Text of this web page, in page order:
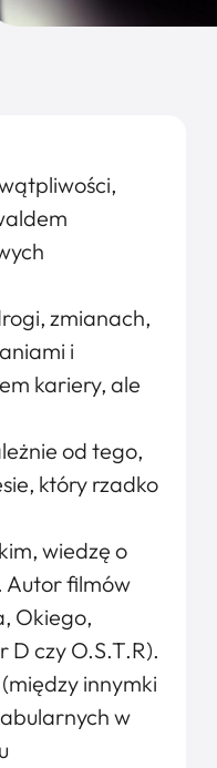
zmianach,
i
kariery, ale
od tego,
który rzadko
wiedzę o
Autor filmów
Okiego,
czy O.S.T.R).
innymki
w